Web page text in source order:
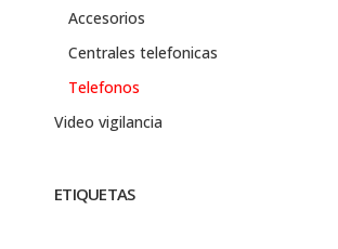
Accesorios
Centrales telefonicas
Telefonos
Video vigilancia
ETIQUETAS